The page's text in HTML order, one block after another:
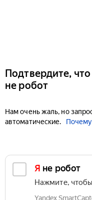
Подтвердите,
не робот
Нам очень жаль, но
автоматические.
Почему
Я не робот
Нажмите,
Yandex